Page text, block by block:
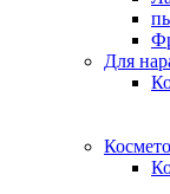
Для